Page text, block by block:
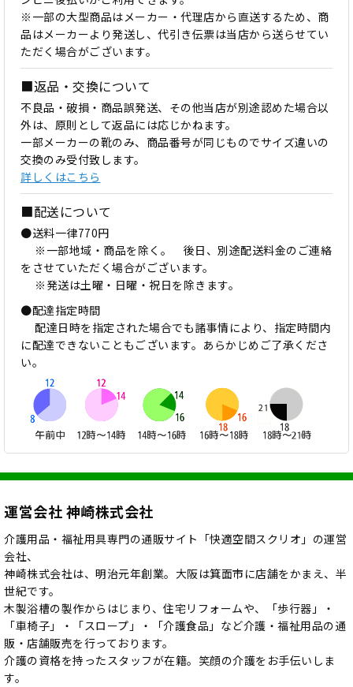
※一部の大型商品はメーカー・代理店から直送するため、商
品はメーカーより発送し、代引き伝票は当店から送らせてい
ただく場合がございます。
■返品・交換について
不良品・破損・商品誤発送、その他当店が別途認めた場合以
外は、原則として返品には応じかねます。
一部メーカーの靴のみ、商品番号が同じものでサイズ違いの
交換のみ受付致します。
詳しくはこちら
■配送について
●送料一律770円
※一部地域・商品を除く。 後日、別途配送料金のご連絡
をさせていただく場合がございます。
※発送は土曜・日曜・祝日を除きます。
●配達指定時間
配達日時を指定された場合でも諸事情により、指定時間内
に配達できないこともございます。あらかじめご了承くださ
い。
運営会社 神崎株式会社
介護用品・福祉用具専門の通販サイト「快適空間スクリオ」の運営
会社、
神崎株式会社は、明治元年創業。大阪は箕面市に店舗をかまえ、半
世紀です。
木製浴槽の製作からはじまり、住宅リフォームや、「歩行器」・
「車椅子」・「スロープ」・「介護食品」など介護・福祉用品の通
販・店舗販売を行っております。
介護の資格を持ったスタッフが在籍。笑顔の介護をお手伝いしま
す。